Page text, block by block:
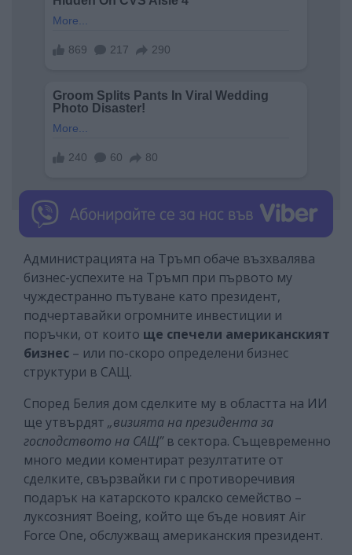
Администрацията на Тръмп обаче възхвалява
бизнес-успехите на Тръмп при първото му
чуждестранно пътуване като президент,
подчертавайки огромните инвестиции и
поръчки, от които ще спечели американският
бизнес – или по-скоро определени бизнес
структури в САЩ.
Според Белия дом сделките му в областта на ИИ
ще утвърдят „визията на президента за
господството на САЩ” в сектора. Същевременно
много медии коментират резултатите от
сделките, свързвайки ги с противоречивия
подарък на катарското кралско семейство –
луксозният Boeing, който ще бъде новият Air
Force One, обслужващ американския президент.